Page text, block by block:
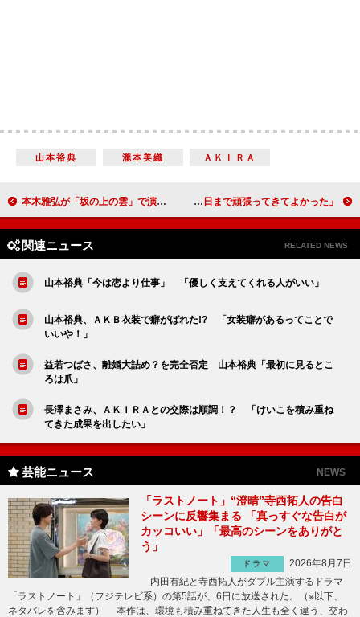
山本裕典 瀧本美織 ＡＫＩＲＡ
本木雅弘が「坂の上の雲」で演技賞を受賞 「阿部さんはローマ人に変身しているとか…」 香取慎吾、広末の手作り弁当に大喜び 「今日まで頑張ってきてよかった」
関連ニュース RELATED NEWS
山本裕典「今は恋より仕事」 「優しく支えてくれる人がいい」
山本裕典、ＡＫＢ衣装で癖がばれた!? 「女装癖があるってことで
いいや！」
益若つばさ、離婚大詰め？を完全否定 山本裕典「最初に見るとこ
ろは爪」
長澤まさみ、ＡＫＩＲＡとの交際は順調！？ 「けいこを積み重ね
てきた成果を出したい」
芸能ニュース NEWS
「ラストノート」“澄晴”寺西拓人の告白
シーンに反響集まる 「真っすぐな告白が
カッコいい」「最高のシーンをありがと
う」
ドラマ
2026年8月7日
内田有紀と寺西拓人がダブル主演するドラマ
「ラストノート」（フジテレビ系）の第5話が、6日に放送された。（※以下、
ネタバレを含みます） 本作は、環境も積み重ねてきた人生も全く違う、交わ